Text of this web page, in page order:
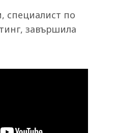
по
завършила